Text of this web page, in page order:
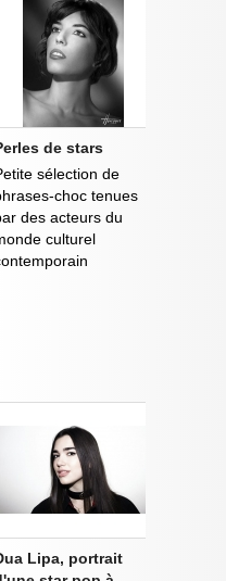
de stars
sélection de
choc tenues
des acteurs du
culturel
Lipa, portrait